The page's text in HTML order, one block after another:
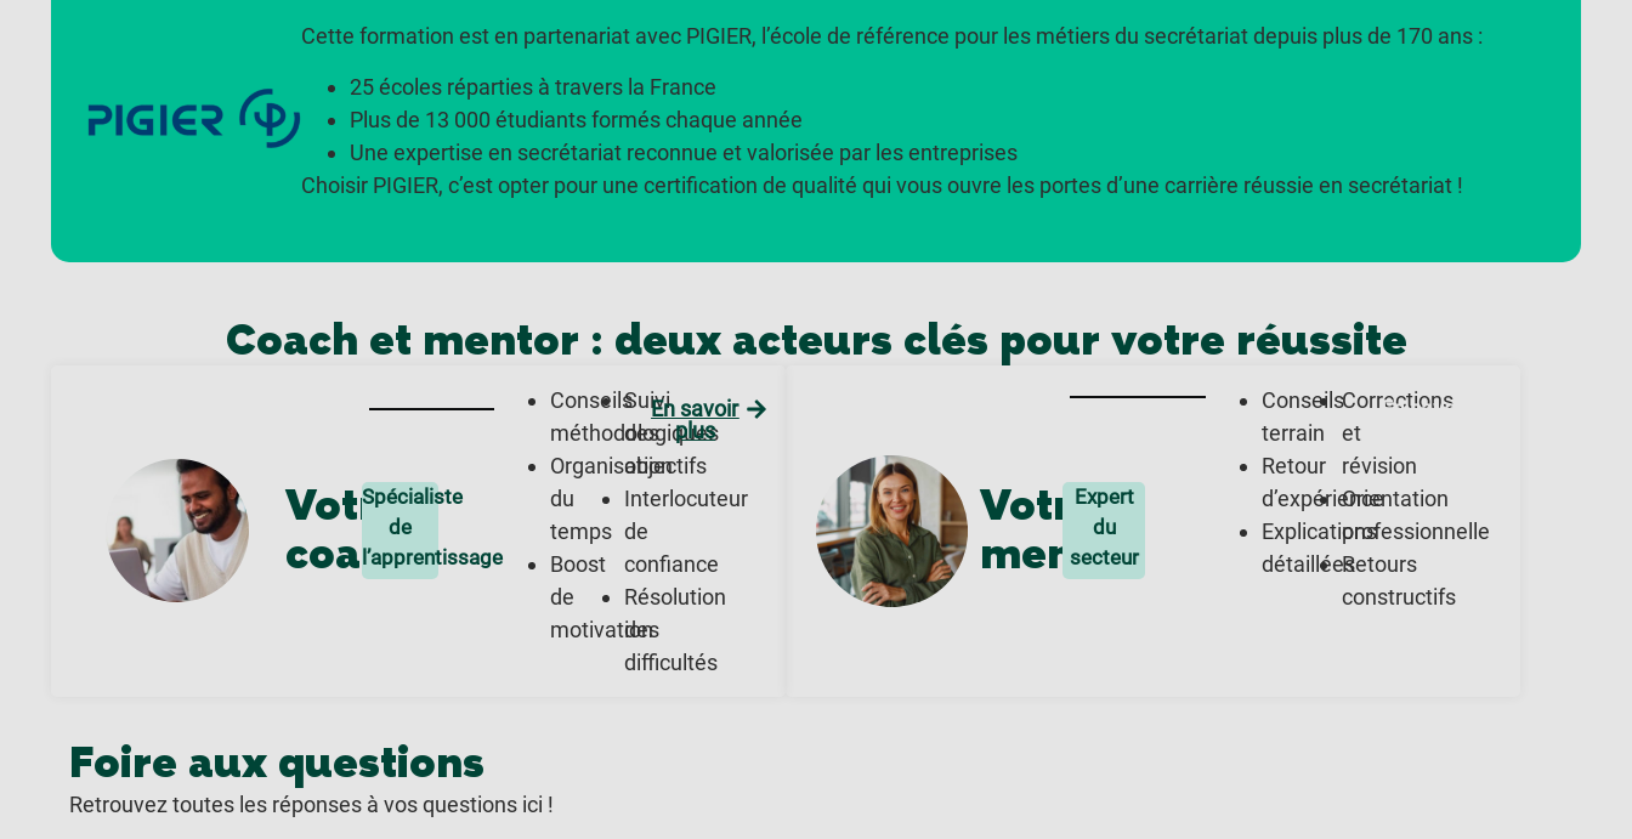
Cette formation est en partenariat avec PIGIER, l’école de référence pour les métiers du secrétariat depuis plus de 170 ans :
25 écoles réparties à travers la France
Plus de 13 000 étudiants formés chaque année
Une expertise en secrétariat reconnue et valorisée par les entreprises
Choisir PIGIER, c’est opter pour une certification de qualité qui vous ouvre les portes d’une carrière réussie en secrétariat !
Coach et mentor : deux acteurs clés pour votre réussite
Votre
coach
Spécialiste
de
l’apprentissage
Conseils
méthodologiques
Organisation
du
temps
Boost
de
motivation
Suivi
des
objectifs
Interlocuteur
de
confiance
Résolution
des
difficultés
En savoir
plus
Votre
mentor
Expert
du
secteur
Conseils
terrain
Retour
d’expérience
Explications
détaillées
Corrections
et
révision
Orientation
professionnelle
Retours
constructifs
En savoir
Foire aux questions
Retrouvez toutes les réponses à vos questions ici !